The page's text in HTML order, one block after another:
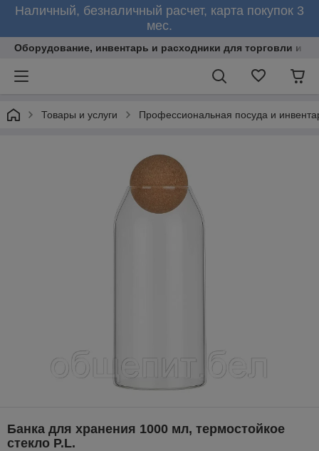
Наличный, безналичный расчет, карта покупок 3
мес.
Оборудование, инвентарь и расходники для торговли и
Товары и услуги Профессиональная посуда и
Банка для хранения 1000 мл, термостойкое
стекло P.L.